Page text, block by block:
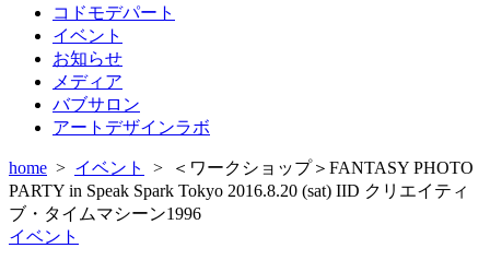
コドモデパート
イベント
お知らせ
メディア
バブサロン
アートデザインラボ
home > イベント >
＜ワークショップ＞FANTASY PHOTO
PARTY in Speak Spark Tokyo 2016.8.20 (sat) IID クリエイティ
ブ・タイムマシーン1996
イベント